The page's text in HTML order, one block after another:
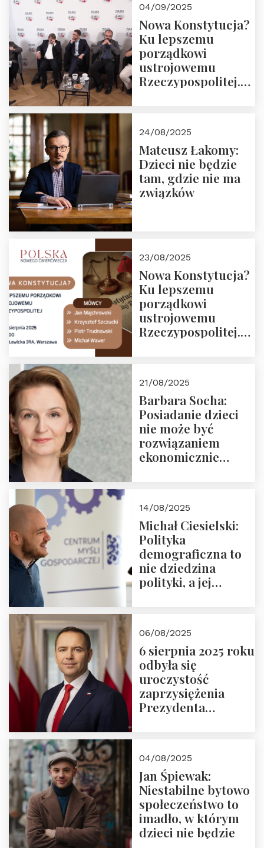
04/09/2025
Nowa Konstytucja?
Ku lepszemu
porządkowi
ustrojowemu
Rzeczypospolitej.
24/08/2025
Mateusz Łakomy:
Dzieci nie będzie
tam, gdzie nie ma
związków
23/08/2025
Nowa Konstytucja?
Ku lepszemu
porządkowi
ustrojowemu
Rzeczypospolitej.
Nowego
Ćwierćwiecza”
21/08/2025
Barbara Socha:
Posiadanie dzieci
nie może być
rozwiązaniem
ekonomicznie
14/08/2025
Michał Ciesielski:
Polityka
demograficzna to
nie dziedzina
polityki, a jej
06/08/2025
6 sierpnia 2025 roku
odbyła się
uroczystość
zaprzysiężenia
Prezydenta
Nawrockiego
04/08/2025
Jan Śpiewak:
Niestabilne bytowo
społeczeństwo to
imadło, w którym
dzieci nie będzie